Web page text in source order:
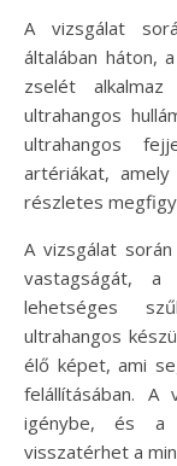
A vizsgálat
általában háton,
zselét
ultrahangos
ultrahangos
artériákat,
részletes
A vizsgálat
vastagságát, a
lehetséges
ultrahangos
élő képet, ami
felállításában. A
igénybe, és a
visszatérhet a